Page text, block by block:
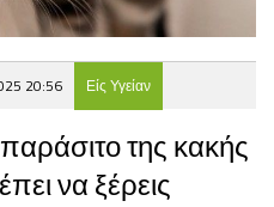
20:56 Είς Υγείαν
της κακής
να ξέρεις